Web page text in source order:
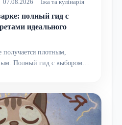
07.08.2026 Їжа та кулінарія
полный гид с
идеального
получается плотным,
Полный гид с выбором…